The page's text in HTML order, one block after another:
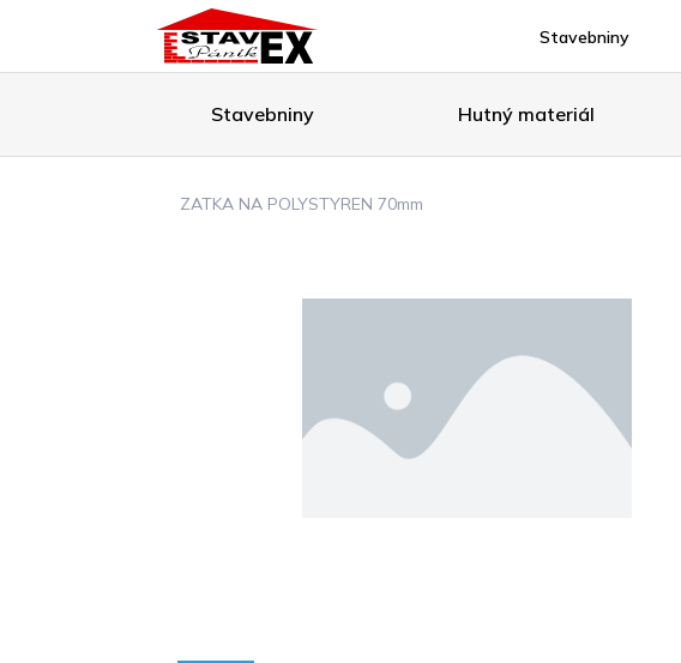
Stavebniny
Stavebniny Hutný materiál
ZATKA NA POLYSTYREN 70mm